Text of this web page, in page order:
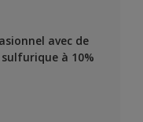
avec de
sulfurique à 10%